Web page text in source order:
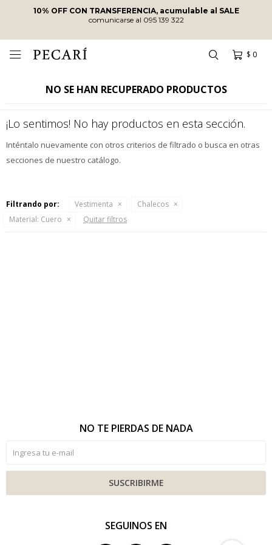
10% OFF CON TRANSFERENCIA, acumulable al SALE
comunicarse al 095 139 322
$ 0

NO SE HAN RECUPERADO PRODUCTOS
¡Lo sentimos! No hay productos en esta sección.
Inténtalo nuevamente con otros criterios de filtrado o busca en otras
secciones de nuestro catálogo.
Filtrando por: Vestimenta
Chalecos
Material: Cuero Quitar filtros
SEGUINOS EN
NO TE PIERDAS DE NADA
SUSCRIBIRME